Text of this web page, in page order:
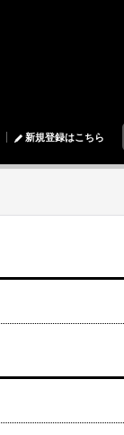
新規登録はこちら